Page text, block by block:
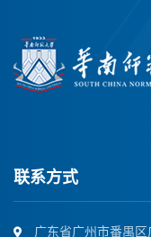
联系方式
广东省广州市番禺